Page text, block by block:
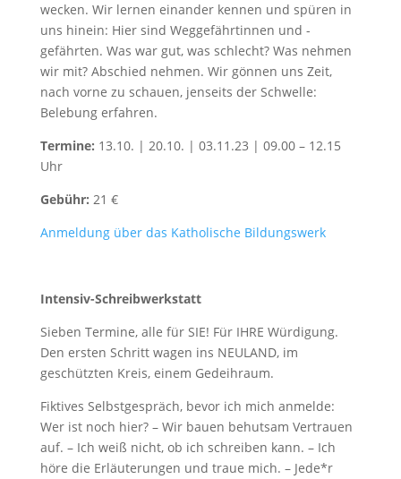
wecken. Wir lernen einander kennen und spüren in
uns hinein: Hier sind Weggefährtinnen und -
gefährten. Was war gut, was schlecht? Was nehmen
wir mit? Abschied nehmen. Wir gönnen uns Zeit,
nach vorne zu schauen, jenseits der Schwelle:
Belebung erfahren.
Termine: 13.10. | 20.10. | 03.11.23 | 09.00 – 12.15
Uhr
Gebühr: 21 €
Anmeldung über das Katholische Bildungswerk
Intensiv-Schreibwerkstatt
Sieben Termine, alle für SIE! Für IHRE Würdigung.
Den ersten Schritt wagen ins NEULAND, im
geschützten Kreis, einem Gedeihraum.
Fiktives Selbstgespräch, bevor ich mich anmelde:
Wer ist noch hier? – Wir bauen behutsam Vertrauen
auf. – Ich weiß nicht, ob ich schreiben kann. – Ich
höre die Erläuterungen und traue mich. – Jede*r